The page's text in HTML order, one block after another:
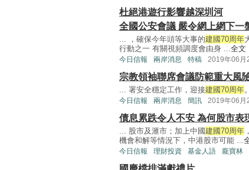
杜絕港遊行影響越深圳河
全國公安會議 嚴令網上網下一
... ，確保今年頭等大事的建國70周年
行動之一 有關視頻調度會由身 ...全文
今日信報 兩岸消息 特稿 2019年06月
宗教領袖聯席會議防範重大風
... 署安全穩定工作，迎接建國70周年
今日信報 兩岸消息 簡訊 2019年06月
債息累跌令人不安 為何股市表
... 股市及滙市；加上中國建國70周年
機會和解等情況下，中港股市可能 ...
今日信報 理財投資 基金人語 龐寶林